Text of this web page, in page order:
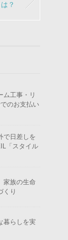
？
ム工事・リ
のお支払い
で日差しを
「スタイル
家族の生命
くり
暮らしを実